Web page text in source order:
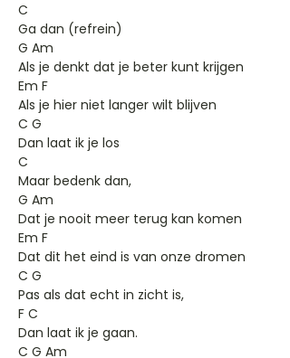
C
Ga dan (refrein)
G Am
Als je denkt dat je beter kunt krijgen
Em F
Als je hier niet langer wilt blijven
C G
Dan laat ik je los
C
Maar bedenk dan,
G Am
Dat je nooit meer terug kan komen
Em F
Dat dit het eind is van onze dromen
C G
Pas als dat echt in zicht is,
F C
Dan laat ik je gaan.
C G Am